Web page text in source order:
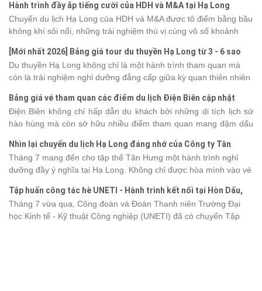
Hành trình đầy ắp tiếng cười của HDH và M&A tại Hạ Long
Chuyến du lịch Hạ Long của HDH và M&A được tô điểm bằng bầu
không khí sôi nổi, những trải nghiệm thú vị cùng vô số khoảnh
phút giây đồng hành bên nhau, tất cả đã tạo nên một chuyến đi
tràn đầy cảm xúc và dấu ấn khó quên.
[Mới nhất 2026] Bảng giá tour du thuyền Hạ Long từ 3 - 6 sao
Du thuyền Hạ Long không chỉ là một hành trình tham quan mà
còn là trải nghiệm nghỉ dưỡng đẳng cấp giữa kỳ quan thiên nhiên
khác nhau, khiến nhiều du khách băn khoăn khi lựa chọn. Bài viết
dưới đây sẽ cập nhật bảng giá tour du thuyền Hạ Long mới nhất
2026 từ 3 - 6 sao, giúp bạn dễ dàng so sánh và tìm được hành
trình phù hợp với nhu cầu cũng như ngân sách.
Bảng giá vé tham quan các điểm du lịch Điện Biên cập nhật
2026
Điện Biên không chỉ hấp dẫn du khách bởi những di tích lịch sử
hào hùng mà còn sở hữu nhiều điểm tham quan mang đậm dấu
phá vùng đất này, việc cập nhật trước giá vé sẽ giúp bạn chủ
động hơn trong lịch trình và chi phí. Cùng Vietsense Travel tham
khảo bảng giá vé tham quan các điểm du lịch Điện Biênmới nhất
năm 2026 ngay dưới đây.
Nhìn lại chuyến du lịch Hạ Long đáng nhớ của Công ty Tân
Hưng 2026
Tháng 7 mang đến cho tập thể Tân Hưng một hành trình nghỉ
dưỡng đầy ý nghĩa tại Hạ Long. Không chỉ được hòa mình vào vẻ
kết, sẻ chia và lưu giữ nhiều khoảnh khắc đáng nhớ. Hãy cùng
nhìn lại chuyến đi ngập tràn niềm vui và những trải nghiệm khó
quên.
Tập huấn công tác hè UNETI - Hành trình kết nối tại Hòn Dấu,
Đồ Sơn
Tháng 7 vừa qua, Công đoàn và Đoàn Thanh niên Trường Đại
học Kinh tế - Kỹ thuật Công nghiệp (UNETI) đã có chuyến Tập